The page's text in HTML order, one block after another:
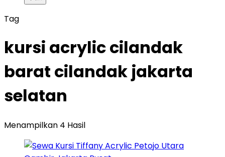
Tag
kursi acrylic cilandak
barat cilandak jakarta
selatan
Menampilkan 4 Hasil